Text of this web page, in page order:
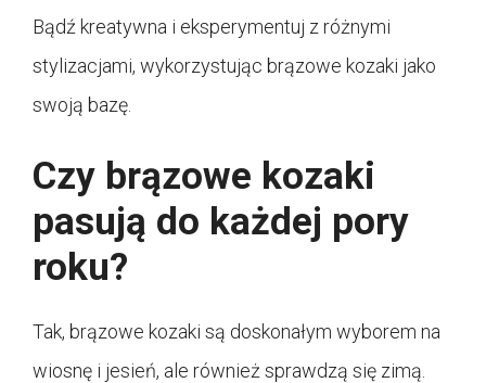
Bądź kreatywna i eksperymentuj z różnymi
stylizacjami, wykorzystując brązowe kozaki jako
swoją bazę.
Czy brązowe kozaki
pasują do każdej pory
roku?
Tak, brązowe kozaki są doskonałym wyborem na
wiosnę i jesień, ale również sprawdzą się zimą.